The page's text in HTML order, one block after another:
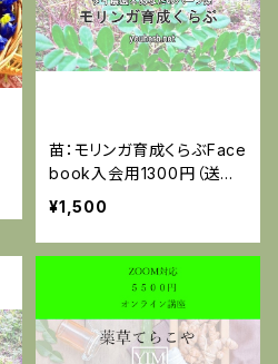
苗：モリンガ育成くらぶFace
book入会用1300円（送料
別）
¥1,500